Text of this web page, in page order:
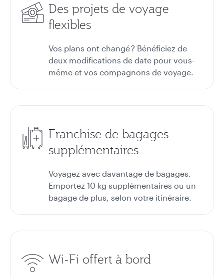
Des projets de voyage
flexibles
Vos plans ont changé ? Bénéficiez de
deux modifications de date pour vous-
même et vos compagnons de voyage.
Franchise de bagages
supplémentaires
Voyagez avec davantage de bagages.
Emportez 10 kg supplémentaires ou un
bagage de plus, selon votre itinéraire.
Wi-Fi offert à bord